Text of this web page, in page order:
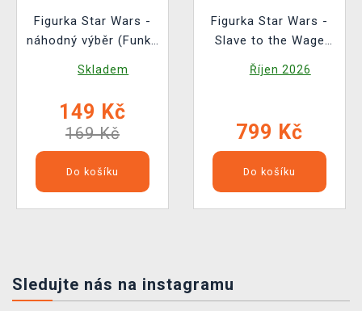
Figurka Star Wars -
náhodný výběr (Funko
Skladem
149 Kč
169 Kč
Do košíku
Figurka Star Wars -
Slave to the Wage
(Nemesis Now)
Říjen 2026
799 Kč
Do košíku
Sledujte nás na instagramu